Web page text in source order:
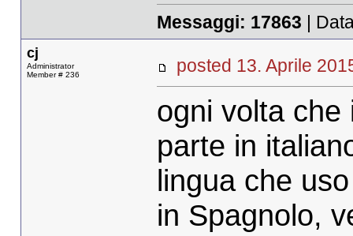
Messaggi: 17863 |
cj
Administrator
Member # 236
posted 13. Aprile
ogni volta che
parte in
lingua che
in Spagnolo,